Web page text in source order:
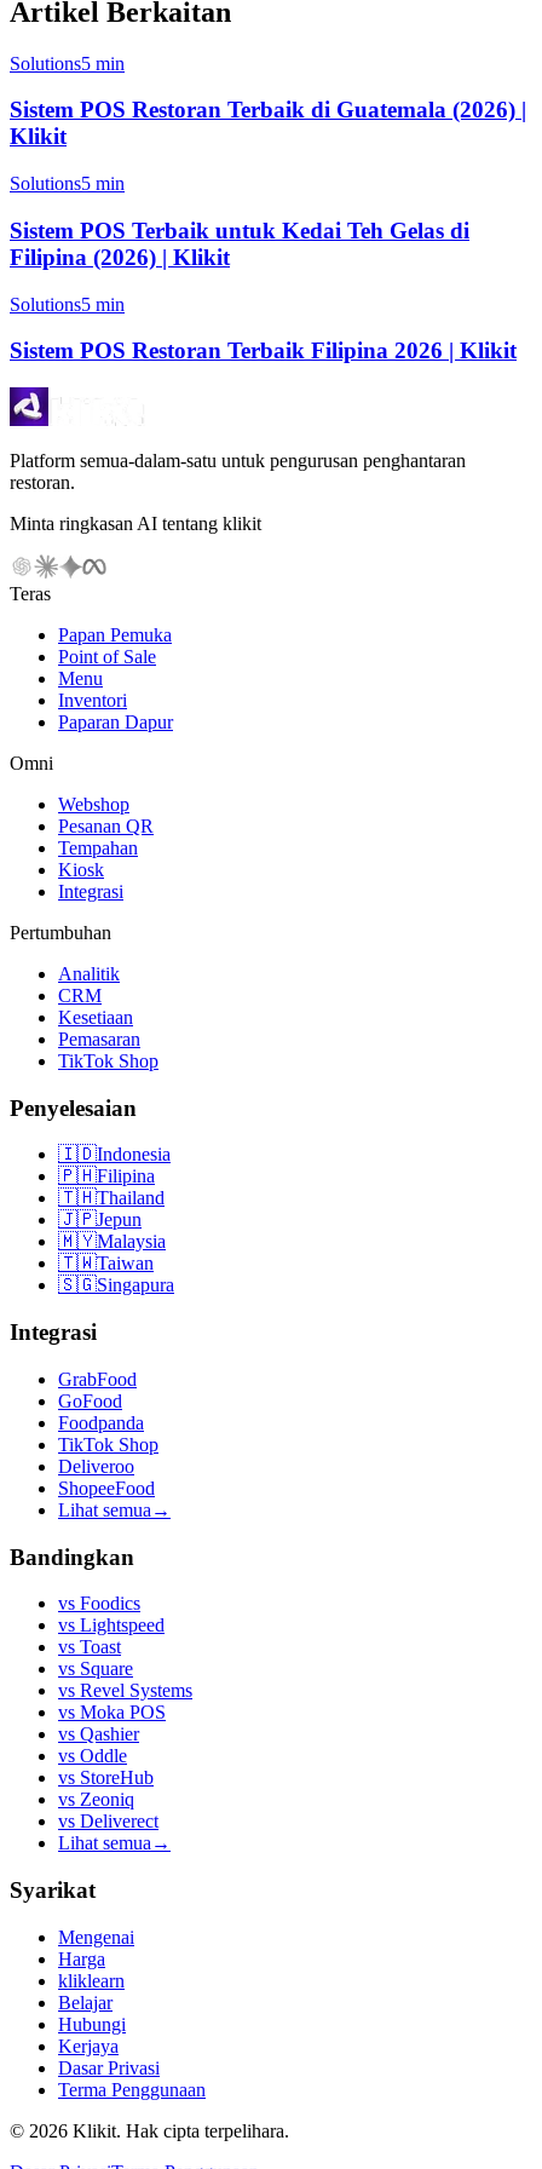
Artikel Berkaitan
Solutions5 min
Sistem POS Restoran Terbaik di Guatemala (2026) |
Klikit
Solutions5 min
Sistem POS Terbaik untuk Kedai Teh Gelas di
Filipina (2026) | Klikit
Solutions5 min
Sistem POS Restoran Terbaik Filipina 2026 | Klikit
Platform semua-dalam-satu untuk pengurusan penghantaran
restoran.
Minta ringkasan AI tentang klikit
Teras
Papan Pemuka
Point of Sale
Menu
Inventori
Paparan Dapur
Omni
Webshop
Pesanan QR
Tempahan
Kiosk
Integrasi
Pertumbuhan
Analitik
CRM
Kesetiaan
Pemasaran
TikTok Shop
Penyelesaian
🇮🇩Indonesia
🇵🇭Filipina
🇹🇭Thailand
🇯🇵Jepun
🇲🇾Malaysia
🇹🇼Taiwan
🇸🇬Singapura
Integrasi
GrabFood
GoFood
Foodpanda
TikTok Shop
Deliveroo
ShopeeFood
Lihat semua →
Bandingkan
vs Foodics
vs Lightspeed
vs Toast
vs Square
vs Revel Systems
vs Moka POS
vs Qashier
vs Oddle
vs StoreHub
vs Zeoniq
vs Deliverect
Lihat semua →
Syarikat
Mengenai
Harga
kliklearn
Belajar
Hubungi
Kerjaya
Dasar Privasi
Terma Penggunaan
© 2026 Klikit. Hak cipta terpelihara.